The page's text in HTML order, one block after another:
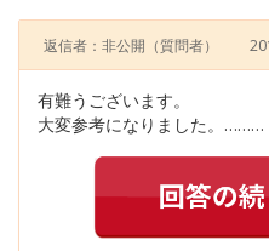
返信者：非公開 （質問者）
有難うございます。
大変参考になりました。